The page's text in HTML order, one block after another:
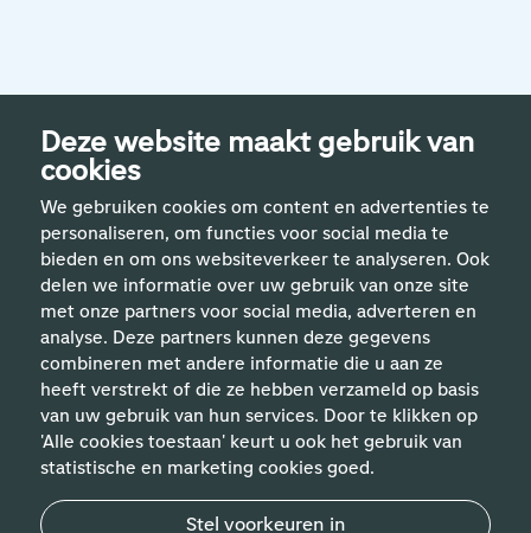
Deze website maakt gebruik van
cookies
We gebruiken cookies om content en advertenties te
personaliseren, om functies voor social media te
bieden en om ons websiteverkeer te analyseren. Ook
delen we informatie over uw gebruik van onze site
met onze partners voor social media, adverteren en
analyse. Deze partners kunnen deze gegevens
combineren met andere informatie die u aan ze
heeft verstrekt of die ze hebben verzameld op basis
van uw gebruik van hun services. Door te klikken op
'Alle cookies toestaan' keurt u ook het gebruik van
statistische en marketing cookies goed.
Stel voorkeuren in
Handige links
Vakgebieden
Contact